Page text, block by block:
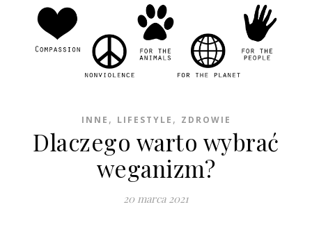
INNE , LIFESTYLE , ZDROWIE
Dlaczego warto wybrać
weganizm?
20 marca 2021